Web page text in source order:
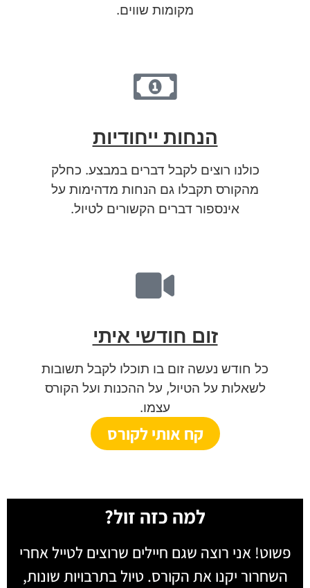
מקומות שווים.
הנחות ייחודיות
כולנו רוצים לקבל דברים במבצע. כחלק
מהקורס תקבלו גם הנחות מדהימות על
אינספור דברים הקשורים לטיול.
זום חודשי איתי
כל חודש נעשה זום בו תוכלו לקבל תשובות
לשאלות על הטיול, על ההכנות ועל הקורס
עצמו.
קח אותי לקורס
למה כזה זול?
פשוט! אני רוצה שגם חיילים שרוצים לטייל אחרי
השחרור יקנו את הקורס. טיול בתרבויות שונות,